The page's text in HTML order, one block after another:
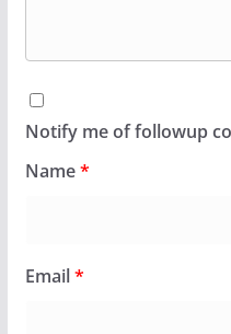
Notify me of followup
Name*
Email*